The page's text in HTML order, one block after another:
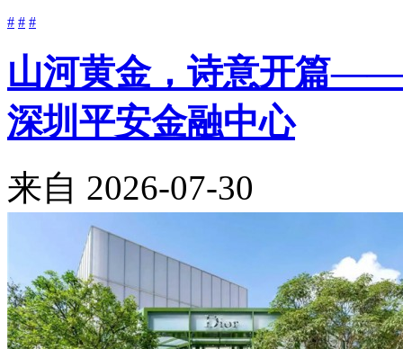
# # #
山河黄金，诗意开篇
深圳平安金融中心
来自 2026-07-30